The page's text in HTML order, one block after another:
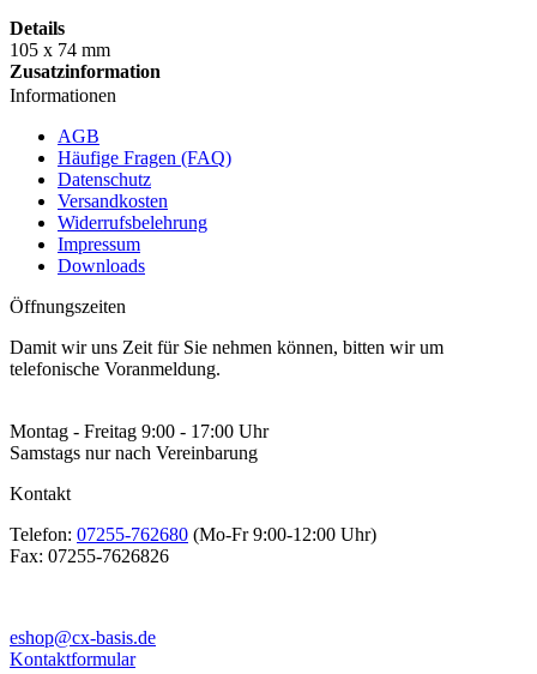
Details
105 x 74 mm
Zusatzinformation
Informationen
AGB
Häufige Fragen (FAQ)
Datenschutz
Versandkosten
Widerrufsbelehrung
Impressum
Downloads
Öffnungszeiten
Damit wir uns Zeit für Sie nehmen können, bitten wir um
telefonische Voranmeldung.
Montag - Freitag 9:00 - 17:00 Uhr
Samstags nur nach Vereinbarung
Kontakt
Telefon: 07255-762680 (Mo-Fr 9:00-12:00 Uhr)
Fax: 07255-7626826
eshop@cx-basis.de
Kontaktformular